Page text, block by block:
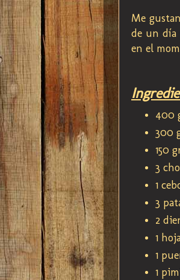
Me
de un día
en el
400
300
150
3
1
3
2
1
1
1